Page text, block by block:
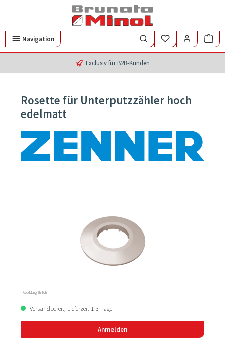
Zum Hauptinhalt springen
Navigation
Exclusiv für B2B-Kunden
Rosette für Unterputzzähler hoch
edelmatt
Abbildung ähnlich
Versandbereit, Lieferzeit 1-3 Tage
Anmelden